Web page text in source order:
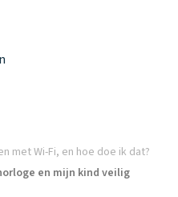
met Wi-Fi, en hoe doe ik dat?
en mijn kind veilig